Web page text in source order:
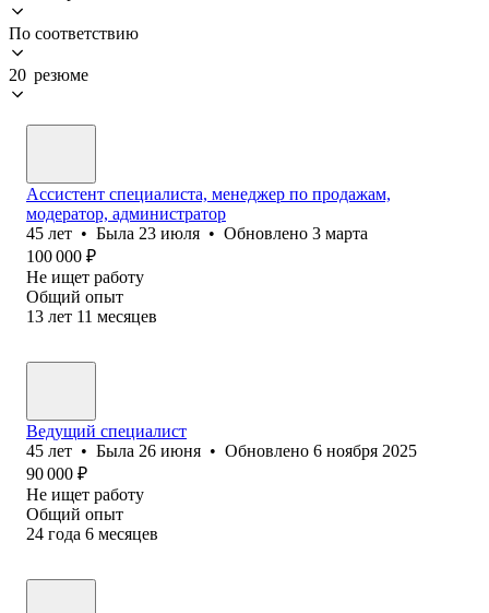
По соответствию
20 резюме
Ассистент специалиста, менеджер по продажам,
модератор, администратор
45 лет • Была 23 июля • Обновлено 3 марта
100 000 ₽
Не ищет работу
Общий опыт
13 лет 11 месяцев
Ведущий специалист
45 лет • Была 26 июня • Обновлено 6 ноября 2025
90 000 ₽
Не ищет работу
Общий опыт
24 года 6 месяцев